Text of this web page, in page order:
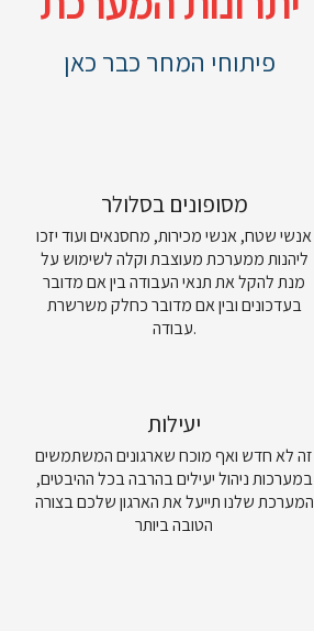
פיתוחי המחר כבר כאן
מסופונים בסלולר
אנשי שטח, אנשי מכירות, מחסנאים ועוד יזכו
ליהנות ממערכת מעוצבת וקלה לשימוש על
מנת להקל את תנאי העבודה בין אם מדובר
בעדכונים ובין אם מדובר כחלק משרשרת
עבודה.
יעילות
זה לא חדש ואף מוכח שארגונים המשתמשים
במערכות ניהול יעילים בהרבה בכל ההיבטים,
המערכת שלנו תייעל את הארגון שלכם בצורה
הטובה ביותר